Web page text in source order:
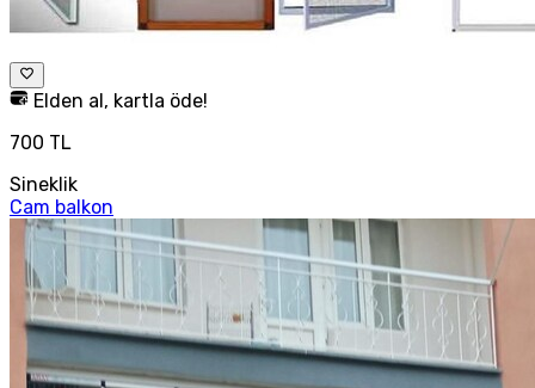
Elden al, kartla öde!
700 TL
Sineklik
Cam balkon